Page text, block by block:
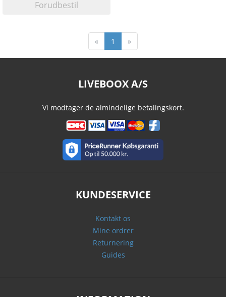
Forudbestil
« 1 »
LIVEBOOX A/S
Vi modtager de almindelige betalingskort.
KUNDESERVICE
Kontakt os
Mine ordrer
Returnering
Guides